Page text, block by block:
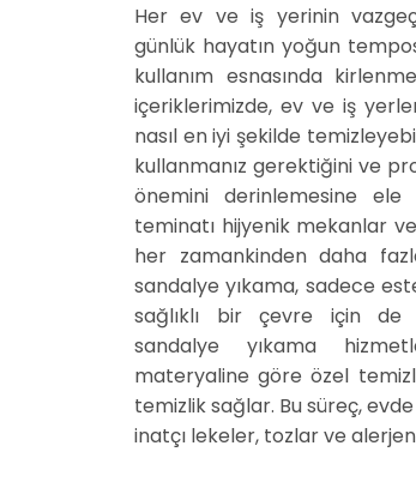
Her ev ve iş yerinin
günlük hayatın yoğun
kullanım esnasında
içeriklerimizde, ev ve iş
nasıl en iyi şekilde
kullanmanız gerektiğini ve
önemini derinlemesine ele
teminatı hijyenik mekanlar
her zamankinden daha
sandalye yıkama, sadece
sağlıklı bir çevre için de
sandalye yıkama
materyaline göre özel
temizlik sağlar. Bu süreç,
inatçı lekeler, tozlar ve